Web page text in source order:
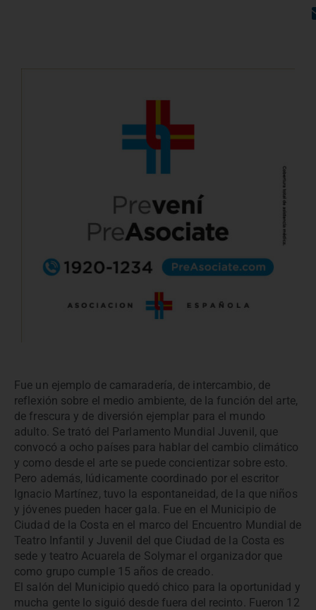
Fue un ejemplo de camaradería, de intercambio, de
reflexión sobre el medio ambiente, de la función del arte,
de frescura y de diversión ejemplar para el mundo
adulto. Se trató del Parlamento Mundial Juvenil, que
convocó a ocho países para hablar del cambio climático
y como desde el arte se puede concientizar sobre esto.
Pero además, lúdicamente coordinado por el escritor
Ignacio Martínez, tuvo la espontaneidad, de la que niños
y jóvenes pueden hacer gala. Fue en el Municipio de
Ciudad de la Costa en el marco del Encuentro Mundial de
Teatro Infantil y Juvenil del que Ciudad de la Costa es
sede y teatro Acuarela de Solymar el organizador que
como grupo cumple 15 años de creado.
El salón del Municipio quedó chico para la oportunidad y
mucha gente lo siguió desde fuera del recinto. Fueron 12